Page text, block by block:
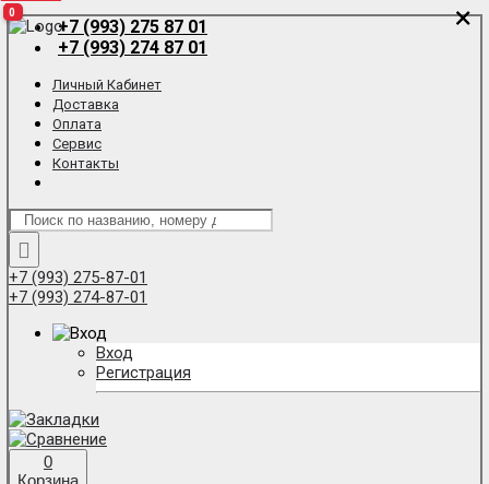
+7 (993) 275 87 01
+7 (993) 274 87 01
Личный Кабинет
Доставка
Оплата
Сервис
Контакты
0
+7 (993) 275-87-01
+7 (993) 274-87-01
Вход
Регистрация
0
0
Корзина
0 ×
×